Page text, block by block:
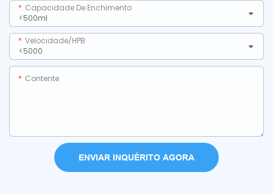
Capacidade De Enchimento
Velocidade/HPB
Contente
ENVIAR INQUÉRITO AGORA